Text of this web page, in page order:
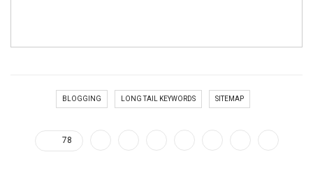
BLOGGING LONG TAIL KEYWORDS SITEMAP
78